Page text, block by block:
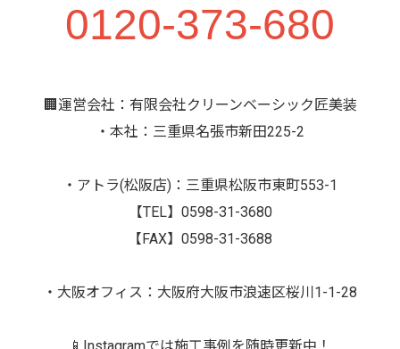
0120-373-680
🏢運営会社：有限会社クリーンベーシック匠美装
・本社：三重県名張市新田225-2
・アトラ(松阪店)：三重県松阪市東町553-1
【TEL】0598-31-3680
【FAX】0598-31-3688
・大阪オフィス：大阪府大阪市浪速区桜川1-1-28